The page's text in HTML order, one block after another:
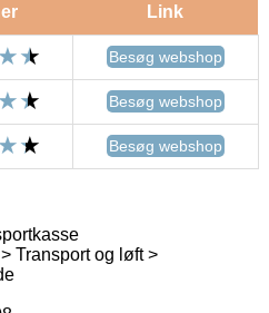
Link
Besøg webshop
Besøg webshop
Besøg webshop
Transport og løft >